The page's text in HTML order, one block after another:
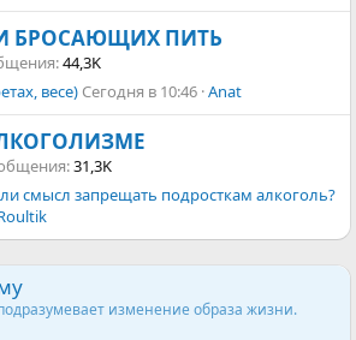
БРОСАЮЩИХ ПИТЬ
44,3K
весе) Сегодня в 10:46 Anat
31,3K
ли смысл запрещать подросткам алкоголь?
изменение образа жизни.